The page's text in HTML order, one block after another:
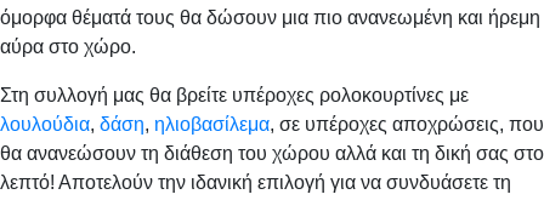
όμορφα θέματά τους θα δώσουν μια πιο ανανεωμένη και ήρεμη
αύρα στο χώρο.
Στη συλλογή μας θα βρείτε υπέροχες ρολοκουρτίνες με
λουλούδια, δάση, ηλιοβασίλεμα, σε υπέροχες αποχρώσεις, που
θα ανανεώσουν τη διάθεση του χώρου αλλά και τη δική σας στο
λεπτό! Αποτελούν την ιδανική επιλογή για να συνδυάσετε τη